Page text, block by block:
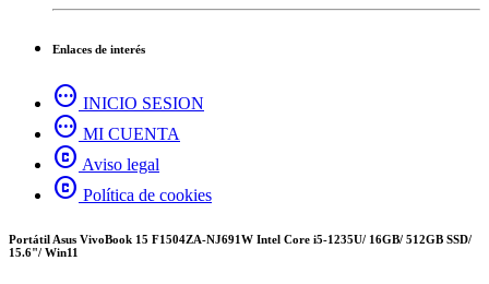
Enlaces de interés
pending INICIO SESION
pending MI CUENTA
copyright Aviso legal
copyright Política de cookies
Portátil Asus VivoBook 15 F1504ZA-NJ691W Intel Core i5-1235U/ 16GB/ 512GB SSD/
15.6"/ Win11